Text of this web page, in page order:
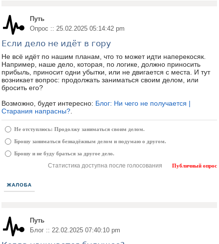
Путь
Опрос :: 25.02.2025 05:14:42 pm
Если дело не идёт в гору
Не всё идёт по нашим планам, что то может идти наперекосяк.
Например, наше дело, которая, по логике, должно приносить
прибыль, приносит одни убытки, или не двигается с места. И тут
возникает вопрос: продолжать заниматься своим делом, или
бросить его?
Возможно, будет интересно: Блог: Ни чего не получается |
Старания напрасны?
Не отступлюсь: Продолжу заниматься своим делом.
Брошу заниматься безнадёжным делом и подумаю о другом.
Брошу и не буду браться за другое дело.
Статистика доступна после голосования Публичный опрос
ЖАЛОБА
Путь
Блог :: 22.02.2025 07:40:10 pm